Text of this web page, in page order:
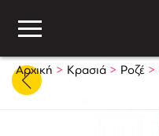
Αρχική > Κρασιά > Ροζέ >